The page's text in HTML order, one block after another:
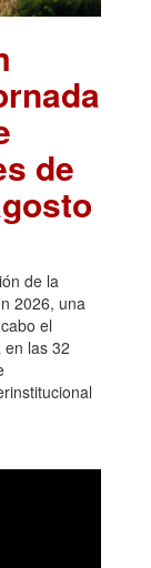
de
de la
2026, una
el
las 32